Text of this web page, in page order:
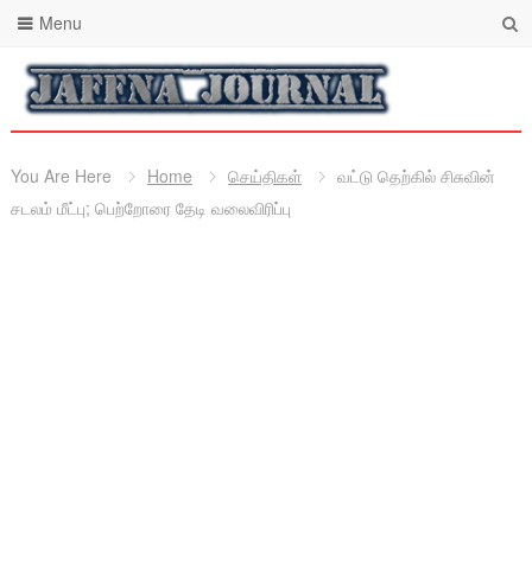
Menu
You Are Here Home செய்திகள்
வட்டு தெற்கில் சிசுவின்
சடலம் மீட்பு; பெற்றோரை தேடி வலைவிரிப்பு